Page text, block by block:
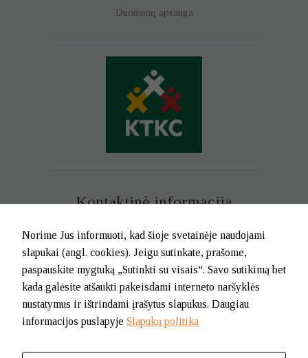
Duomenų apsauga
Kontaktinė informacija
Mob. tel. +370 699 73 229
Tel. (0-46) 21 02 83
El.p. info@klaipedatkc.lt
K. Donelaičio g. 6B, Klaipėda
I-V nuo 8.00 iki 17.00.
Norime Jus informuoti, kad šioje svetainėje naudojami
slapukai (angl. cookies). Jeigu sutinkate, prašome,
paspauskite mygtuką „Sutinkti su visais“. Savo sutikimą bet
kada galėsite atšaukti pakeisdami interneto naršyklės
nustatymus ir ištrindami įrašytus slapukus. Daugiau
informacijos puslapyje Slapukų politika